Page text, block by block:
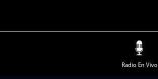
Radio En Vivo